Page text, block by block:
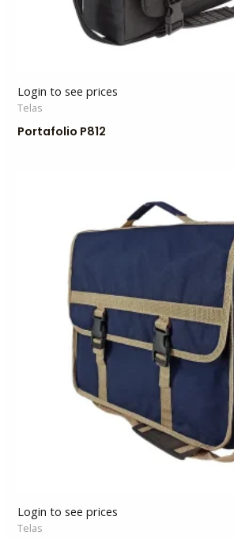
Login to see prices
Telas
Portafolio P812
Login to see prices
Telas